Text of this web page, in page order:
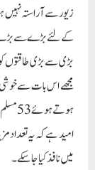
زیور سے آراستہ نہیں
کے لئے بڑے سے بڑے
بڑی سے بڑی طاقتوں
مجھے اس بات سے
امید ہے کہ یہ تعداد
میں نافذ کیا جا سکے۔